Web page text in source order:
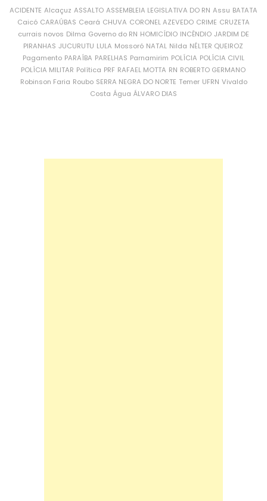
ACIDENTE Alcaçuz ASSALTO ASSEMBLEIA LEGISLATIVA DO RN Assu BATATA
Caicó CARAÚBAS Ceará CHUVA CORONEL AZEVEDO CRIME CRUZETA
currais novos Dilma Governo do RN HOMICÍDIO INCÊNDIO JARDIM DE
PIRANHAS JUCURUTU LULA Mossoró NATAL Nilda NÉLTER QUEIROZ
Pagamento PARAÍBA PARELHAS Parnamirim POLÍCIA POLÍCIA CIVIL
POLÍCIA MILITAR Política PRF RAFAEL MOTTA RN ROBERTO GERMANO
Robinson Faria Roubo SERRA NEGRA DO NORTE Temer UFRN Vivaldo
Costa Água ÁLVARO DIAS